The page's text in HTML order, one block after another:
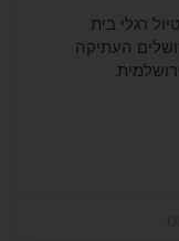
רגלי בית
העתיקה